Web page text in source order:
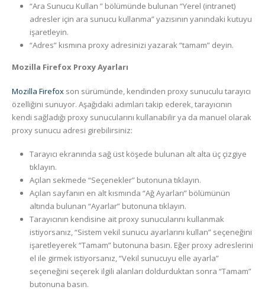
“Ara Sunucu Kullan ” bölümünde bulunan “Yerel (intranet)
adresler için ara sunucu kullanma” yazısının yanındaki kutuyu
işaretleyin.
“Adres” kısmına proxy adresinizi yazarak “tamam” deyin.
Mozilla Firefox Proxy Ayarları
Mozilla Firefox son sürümünde, kendinden proxy sunuculu tarayıcı
özelliğini sunuyor. Aşağıdaki adımları takip ederek, tarayıcının
kendi sağladığı proxy sunucularını kullanabilir ya da manuel olarak
proxy sunucu adresi girebilirsiniz:
Tarayıcı ekranında sağ üst köşede bulunan alt alta üç çizgiye
tıklayın.
Açılan sekmede “Seçenekler” butonuna tıklayın.
Açılan sayfanın en alt kısmında “Ağ Ayarları” bölümünün
altında bulunan “Ayarlar” butonuna tıklayın.
Tarayıcının kendisine ait proxy sunucularını kullanmak
istiyorsanız, “Sistem vekil sunucu ayarlarını kullan” seçeneğini
işaretleyerek “Tamam” butonuna basın. Eğer proxy adreslerini
el ile girmek istiyorsanız, “Vekil sunucuyu elle ayarla”
seçeneğini seçerek ilgili alanları doldurduktan sonra “Tamam”
butonuna basın.